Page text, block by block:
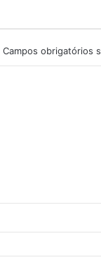
Campos obrigatórios